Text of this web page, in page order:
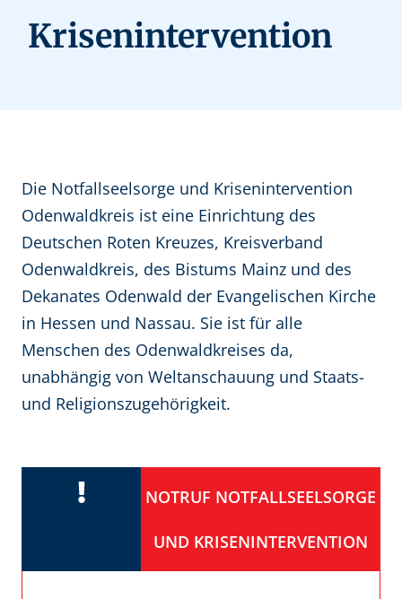
Krisenintervention
Die Notfallseelsorge und Krisenintervention
Odenwaldkreis ist eine Einrichtung des
Deutschen Roten Kreuzes, Kreisverband
Odenwaldkreis, des Bistums Mainz und des
Dekanates Odenwald der Evangelischen Kirche
in Hessen und Nassau. Sie ist für alle
Menschen des Odenwaldkreises da,
unabhängig von Weltanschauung und Staats-
und Religionszugehörigkeit.
NOTRUF NOTFALLSEELSORGE
UND KRISENINTERVENTION